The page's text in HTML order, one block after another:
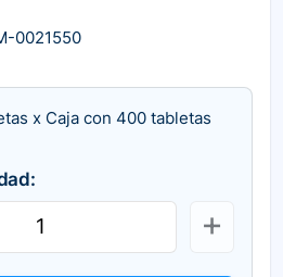
0021550
x Caja con 400 tabletas